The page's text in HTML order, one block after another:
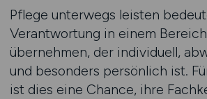
Pflege unterwegs leisten
Verantwortung in einem
übernehmen, der individuell,
und besonders persönlich ist.
ist dies eine Chance, ihre